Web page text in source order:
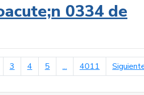
0334 de
3 4 5 ... 4011